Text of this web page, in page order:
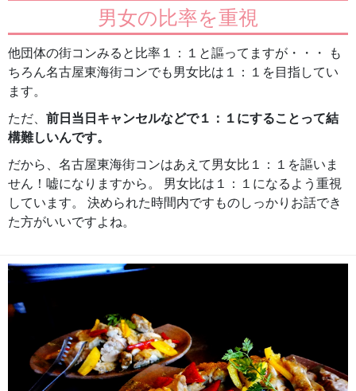
男女の比率を重視
他団体の街コンみると比率１：１と謳ってますが・・・ も
ちろん名古屋東海街コンでも男女比は１：１を目指してい
ます。
ただ、 前日当日キャンセルなどで１：１にすることって結
構難しいんです。
だから、名古屋東海街コンはあえて男女比１：１を謳いま
せん！嘘になりますから。 男女比は１：１になるよう重視
しています。 決められた時間内ですものしっかりお話でき
た方がいいですよね。